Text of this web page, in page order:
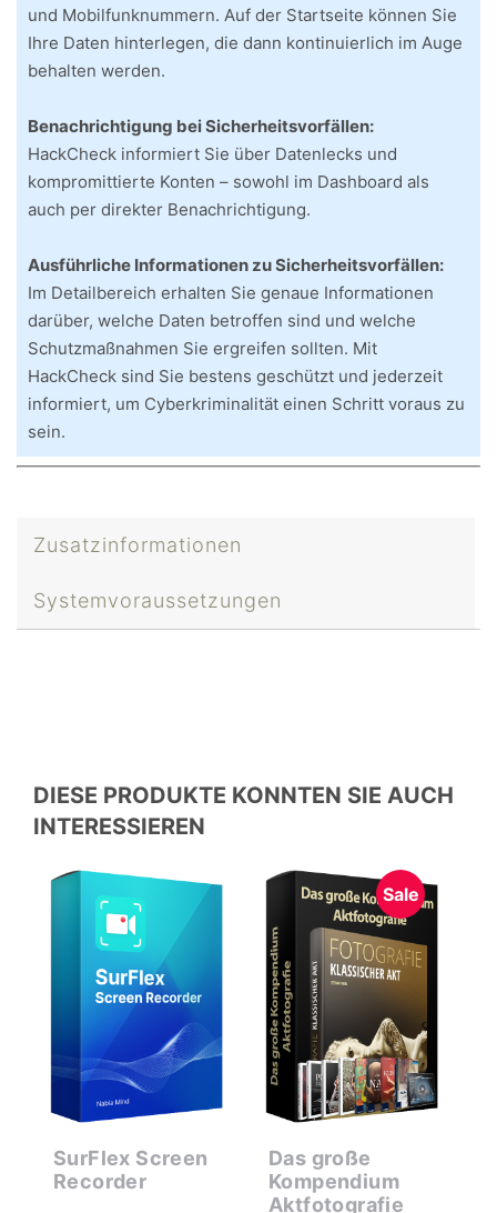
und Mobilfunknummern. Auf der Startseite können Sie
Ihre Daten hinterlegen, die dann kontinuierlich im Auge
behalten werden.
Benachrichtigung bei Sicherheitsvorfällen:
HackCheck informiert Sie über Datenlecks und
kompromittierte Konten – sowohl im Dashboard als
auch per direkter Benachrichtigung.
Ausführliche Informationen zu Sicherheitsvorfällen:
Im Detailbereich erhalten Sie genaue Informationen
darüber, welche Daten betroffen sind und welche
Schutzmaßnahmen Sie ergreifen sollten. Mit
HackCheck sind Sie bestens geschützt und jederzeit
informiert, um Cyberkriminalität einen Schritt voraus zu
sein.
Zusatzinformationen
Systemvoraussetzungen
DIESE PRODUKTE KONNTEN SIE AUCH
INTERESSIEREN
SurFlex Screen
Recorder
Sale
Das große
Kompendium
Aktfotografie